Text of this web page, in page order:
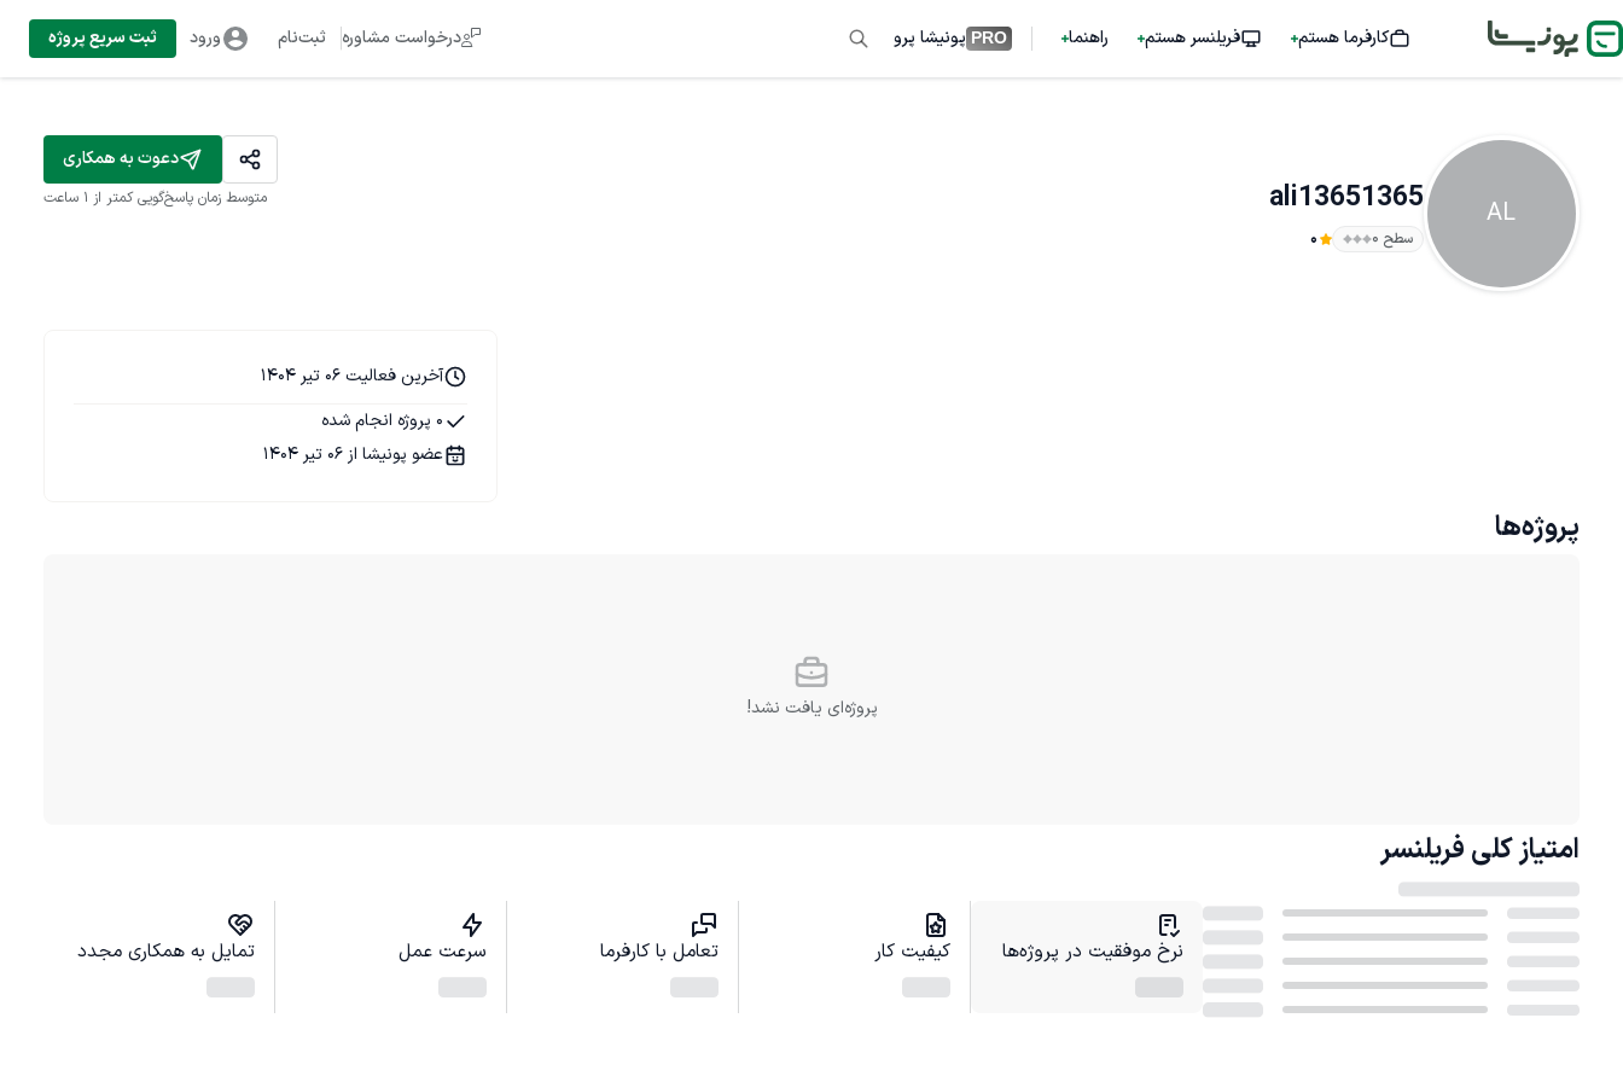
کارفرما هستم فریلنسر هستم راهنما PRO پونیشا پرو درخواست مشاوره ثبت‌نام ورود ثبت سریع پروژه
AL
ali13651365
سطح ۰ 0
دعوت به همکاری
متوسط زمان پاسخ‌گویی کمتر از 1 ساعت
آخرین فعالیت 06 تیر 1404
0 پروژه انجام شده
عضو پونیشا از 06 تیر 1404
پروژه‌ها
پروژه‌ای یافت نشد!
امتیاز کلی فریلنسر
نرخ موفقیت در پروژه‌ها کیفیت کار تعامل با کارفرما سرعت عمل تمایل به همکاری مجدد